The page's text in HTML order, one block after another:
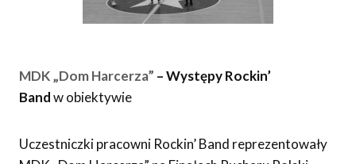
MDK „Dom Harcerza” – Występy Rockin’
Bandw obiektywie
Uczestniczki pracowni Rockin’ Band reprezentowały